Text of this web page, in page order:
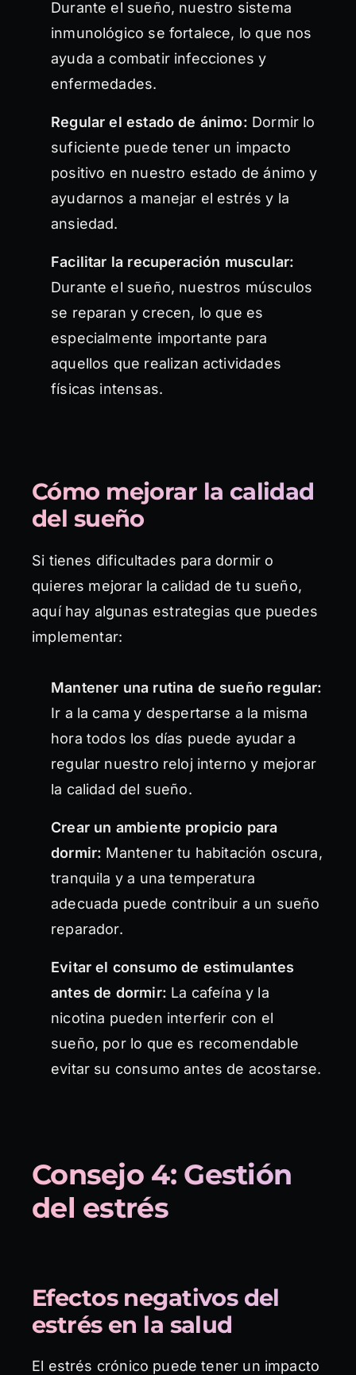
Durante el sueño, nuestro sistema
inmunológico se fortalece, lo que nos
ayuda a combatir infecciones y
enfermedades.
Regular el estado de ánimo: Dormir lo
suficiente puede tener un impacto
positivo en nuestro estado de ánimo y
ayudarnos a manejar el estrés y la
ansiedad.
Facilitar la recuperación muscular:
Durante el sueño, nuestros músculos
se reparan y crecen, lo que es
especialmente importante para
aquellos que realizan actividades
físicas intensas.
Cómo mejorar la calidad
del sueño
Si tienes dificultades para dormir o
quieres mejorar la calidad de tu sueño,
aquí hay algunas estrategias que puedes
implementar:
Mantener una rutina de sueño regular:
Ir a la cama y despertarse a la misma
hora todos los días puede ayudar a
regular nuestro reloj interno y mejorar
la calidad del sueño.
Crear un ambiente propicio para
dormir: Mantener tu habitación oscura,
tranquila y a una temperatura
adecuada puede contribuir a un sueño
reparador.
Evitar el consumo de estimulantes
antes de dormir: La cafeína y la
nicotina pueden interferir con el
sueño, por lo que es recomendable
evitar su consumo antes de acostarse.
Consejo 4: Gestión
del estrés
Efectos negativos del
estrés en la salud
El estrés crónico puede tener un impacto